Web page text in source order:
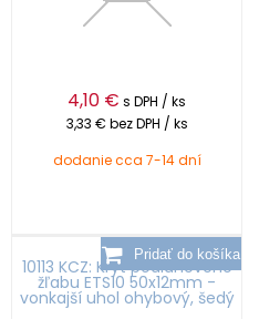
4,10 € s DPH / ks
3,33 € bez DPH / ks
dodanie cca 7-14 dní
10113 KCZ: Kryt podlahového
žľabu ETS10 50x12mm -
vonkajší uhol ohybový, šedý